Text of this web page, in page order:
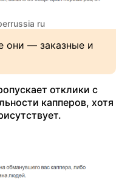
ru
они — заказные и
отклики с
капперов, хотя